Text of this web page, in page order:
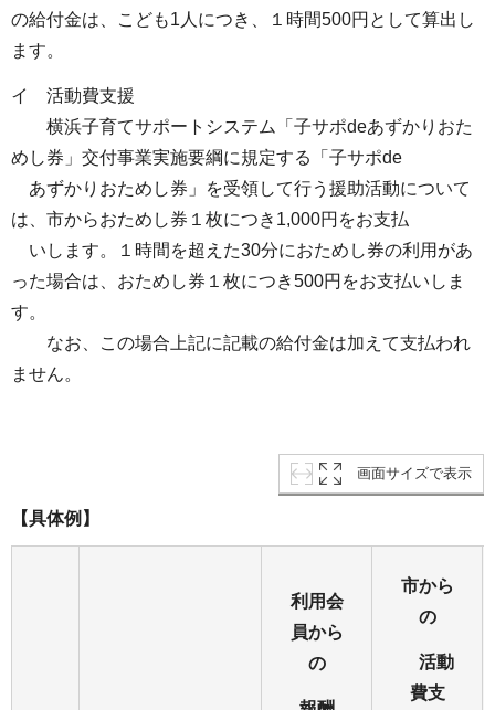
の給付金は、こども1人につき、１時間500円として算出し
ます。
イ 活動費支援
横浜子育てサポートシステム「子サポdeあずかりおた
めし券」交付事業実施要綱に規定する「子サポde
あずかりおためし券」を受領して行う援助活動について
は、市からおためし券１枚につき1,000円をお支払
いします。１時間を超えた30分におためし券の利用があ
った場合は、おためし券１枚につき500円をお支払いしま
す。
なお、この場合上記に記載の給付金は加えて支払われ
ません。
画面サイズで表示
【具体例】
利用会
員から
の
市から
の
活動
費支